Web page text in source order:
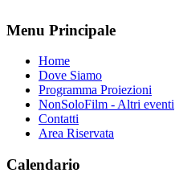
Menu Principale
Home
Dove Siamo
Programma Proiezioni
NonSoloFilm - Altri eventi
Contatti
Area Riservata
Calendario